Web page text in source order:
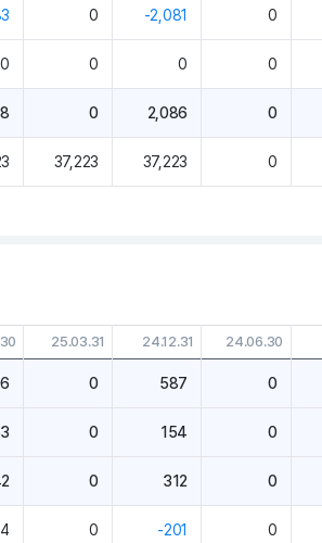
0 -2,081 0
0 0 0 0
0 2,086 0
37,223 37,223 0
25.03.31 24.12.31 24.06.30
0 587 0
0 154 0
0 312 0
0 -201 0